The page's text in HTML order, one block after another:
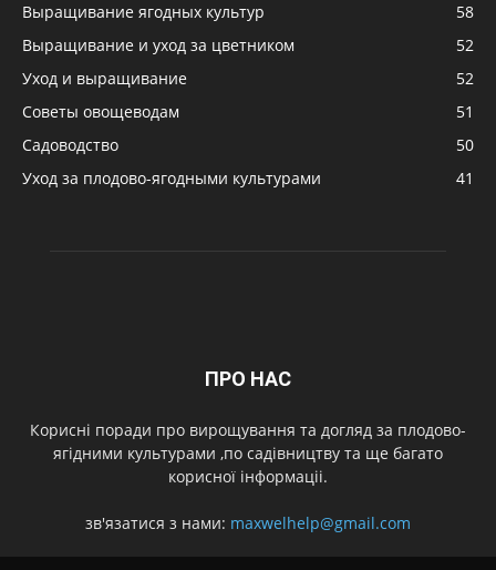
Выращивание ягодных культур
58
Выращивание и уход за цветником
52
Уход и выращивание
52
Советы овощеводам
51
Садоводство
50
Уход за плодово-ягодными культурами
41
ПРО НАС
Корисні поради про вирощування та догляд за плодово-
ягідними культурами ,по садівництву та ще багато
корисної інформаціі.
зв'язатися з нами: maxwelhelp@gmail.com